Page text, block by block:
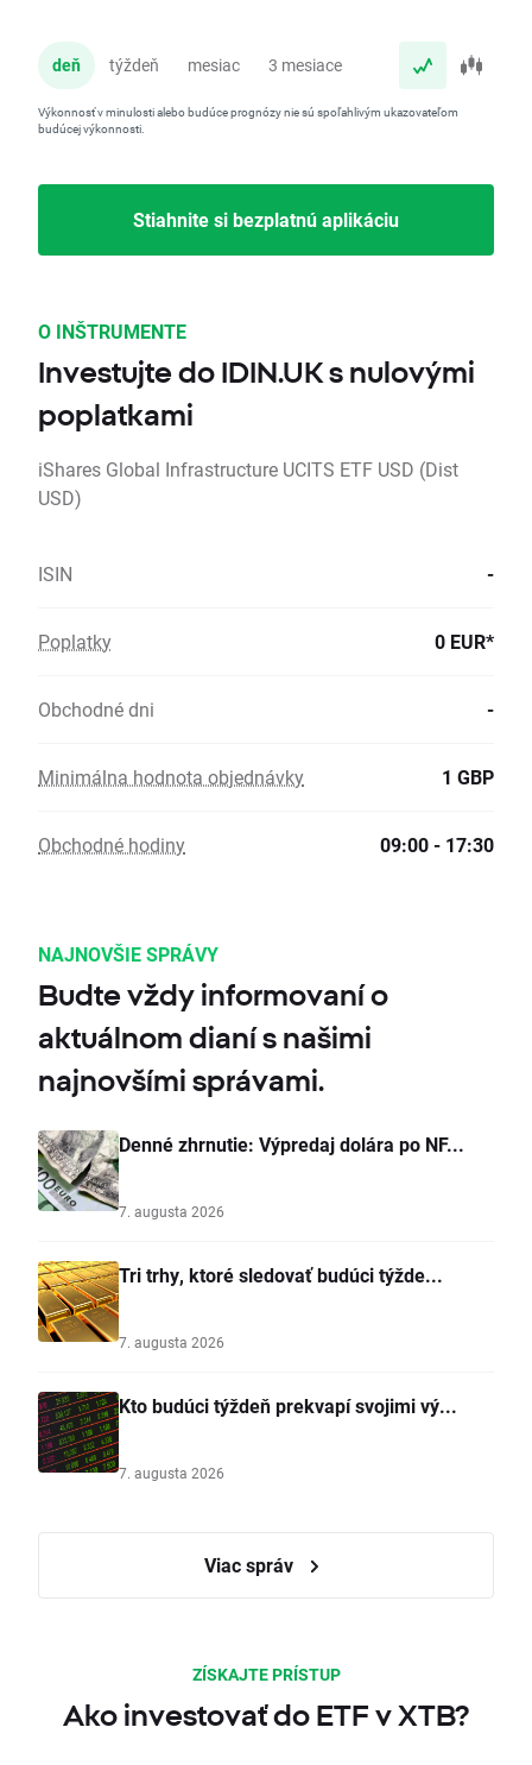
deň týždeň mesiac 3 mesiace
Výkonnosť v minulosti alebo budúce prognózy nie sú spoľahlivým ukazovateľom
budúcej výkonnosti.
Stiahnite si bezplatnú aplikáciu
O INŠTRUMENTE
Investujte do IDIN.UK s nulovými
poplatkami
iShares Global Infrastructure UCITS ETF USD (Dist
USD)
ISIN -
Poplatky 0 EUR*
Obchodné dni -
Minimálna hodnota objednávky 1 GBP
Obchodné hodiny 09:00 - 17:30
NAJNOVŠIE SPRÁVY
Budte vždy informovaní o
aktuálnom dianí s našimi
najnovšími správami.
Denné zhrnutie: Výpredaj dolára po NF...
7. augusta 2026
Tri trhy, ktoré sledovať budúci týžde...
7. augusta 2026
Kto budúci týždeň prekvapí svojimi vý...
7. augusta 2026
Viac správ
ZÍSKAJTE PRÍSTUP
Ako investovať do ETF v XTB?